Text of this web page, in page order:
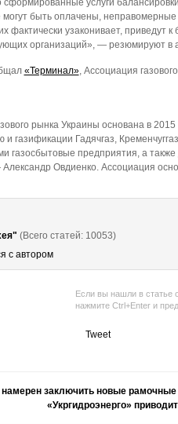
сформированные услуги
могут быть оплачены,
фактически узаконивает, приведут
организаций», — резюмируют в
«Терминал», Ассоциация
рынка Украины основана в
и газификации Гадячгаз,
газосбытовые предприятия, а также
Овдиенко. Ассоциация
(Всего статей: 10053)
с автором
Если вы нашли в статье
нажмите Ctrl+Enter и
Tweet
заключить новые рамочные
«Укргидроэнерго»